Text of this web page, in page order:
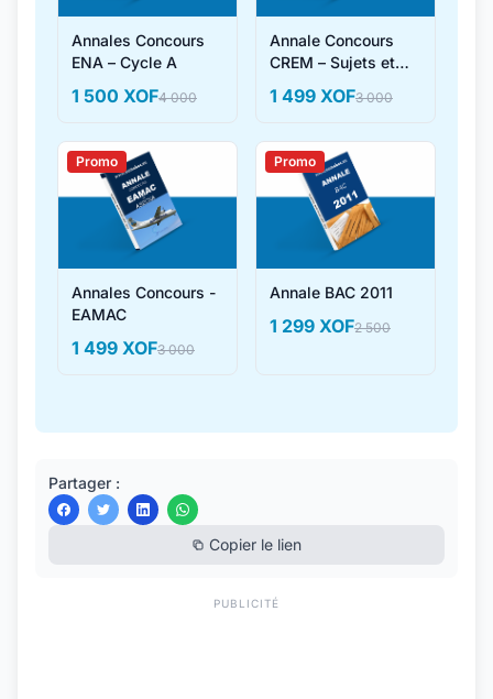
Annales Concours
ENA – Cycle A
1 500 XOF4 000
Annale Concours
CREM – Sujets et
1 499 XOF3 000
Promo
Annales Concours -
EAMAC
1 499 XOF3 000
Promo
Annale BAC 2011
1 299 XOF2 500
Partager :
Copier le lien
PUBLICITÉ